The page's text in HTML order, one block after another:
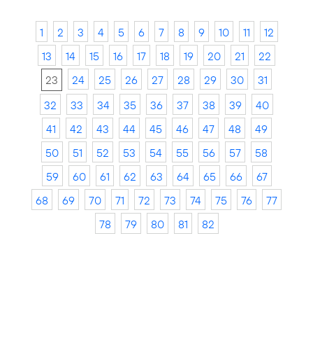
1 2 3 4 5 6 7 8 9 10 11
12
13
14 15 16 17 18 19 20 21
22
23
24 25 26 27 28 29 30
31
32
33 34 35 36 37 38 39
40
41
42 43 44 45 46 47 48
49
50
51 52 53 54 55 56 57
58
59
60 61 62 63 64 65 66
67
68
69 70 71 72 73 74 75 76
77
78
79 80 81 82